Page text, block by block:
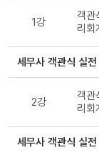
1강
객관
리회
세무사 객관식 실
2강
객관
리회
세무사 객관식 실